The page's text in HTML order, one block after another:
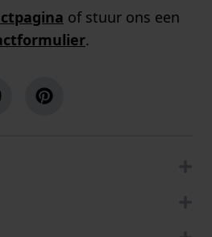
of stuur ons een
.